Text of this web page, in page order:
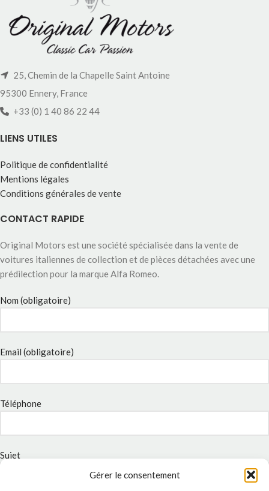
Gérer le consentement
25, Chemin de la Chapelle Saint Antoine
95300 Ennery, France
+33 (0) 1 40 86 22 44
LIENS UTILES
Politique de confidentialité
Mentions légales
Conditions générales de vente
CONTACT RAPIDE
Original Motors est une société spécialisée dans la vente de
voitures italiennes de collection et de pièces détachées avec une
prédilection pour la marque Alfa Romeo.
Nom (obligatoire)
Email (obligatoire)
Téléphone
Sujet